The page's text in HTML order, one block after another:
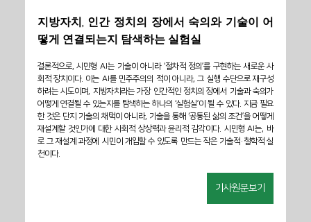
지방자치, 인간 정치의 장에서 숙의와 기술이 어
떻게 연결되는지 탐색하는 실험실
결론적으로, 시민형 AI는 기술이 아니라 ‘절차적 정의’를 구현하는 새로운 사
회적 장치이다. 이는 AI를 민주주의의 적이 아니라, 그 실행 수단으로 재구성
하려는 시도이며, 지방자치라는 가장 인간적인 정치의 장에서 기술과 숙의가
어떻게 연결될 수 있는지를 탐색하는 하나의 ‘실험실’이 될 수 있다. 지금 필요
한 것은 단지 기술의 채택이 아니라, 기술을 통해 ‘공통된 삶의 조건’을 어떻게
재설계할 것인가에 대한 사회적 상상력과 윤리적 감각이다. 시민형 AI는, 바
로 그 재설계 과정에 시민이 개입할 수 있도록 만드는 작은 기술적·철학적 실
천이다.
기사원문보기